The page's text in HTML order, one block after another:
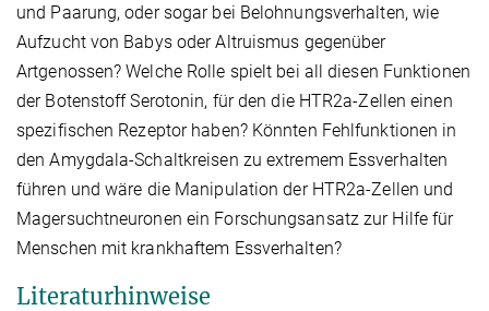
und Paarung, oder sogar bei Belohnungsverhalten, wie
Aufzucht von Babys oder Altruismus gegenüber
Artgenossen? Welche Rolle spielt bei all diesen Funktionen
der Botenstoff Serotonin, für den die HTR2a-Zellen einen
spezifischen Rezeptor haben? Könnten Fehlfunktionen in
den Amygdala-Schaltkreisen zu extremem Essverhalten
führen und wäre die Manipulation der HTR2a-Zellen und
Magersuchtneuronen ein Forschungsansatz zur Hilfe für
Menschen mit krankhaftem Essverhalten?
Literaturhinweise